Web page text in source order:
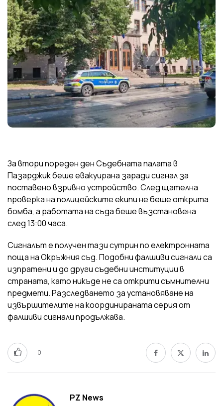
За втори пореден ден Съдебната палата в
Пазарджик беше евакуирана заради сигнал за
поставено взривно устройство. След щателна
проверка на полицейските екипи не беше открита
бомба, а работата на съда беше възстановена
след 13:00 часа.
Сигналът е получен тази сутрин по електронната
поща на Окръжния съд. Подобни фалшиви сигнали са
изпратени и до други съдебни институции в
страната, като никъде не са открити съмнителни
предмети. Разследването за установяване на
извършителите на координираната серия от
фалшиви сигнали продължава.
0
PZ News